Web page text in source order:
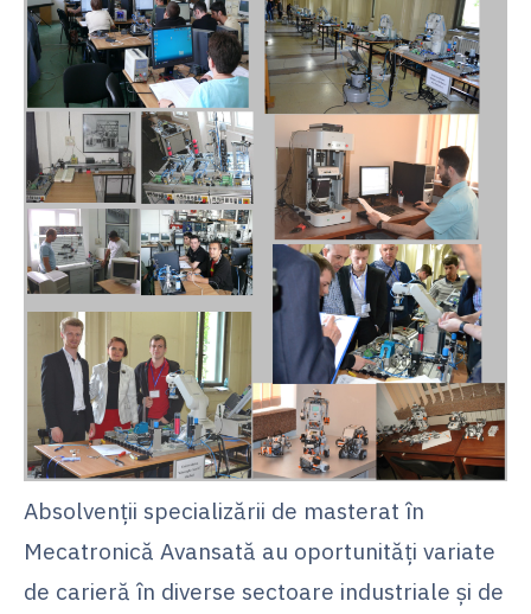
Absolvenții specializării de masterat în
Mecatronică Avansată au oportunități variate
de carieră în diverse sectoare industriale și de